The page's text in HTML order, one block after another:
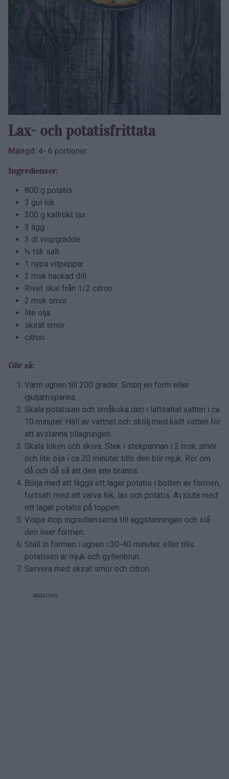
Lax- och potatisfrittata
Mängd: 4- 6 portioner
Ingredienser:
800 g potatis
3 gul lök
300 g kallrökt lax
3 ägg
3 dl vispgrädde
½ tsk salt
1 nypa vitpeppar
2 msk hackad dill
Rivet skal från 1/2 citron
2 msk smör
lite olja
skirat smör
citron
Gör så:
Värm ugnen till 200 grader. Smörj en form eller
gjutjärnspanna.
Skala potatisen och småkoka den i lättsaltat vatten i ca
10 minuter. Häll av vattnet och skölj med kallt vatten för
att avstanna tillagningen.
Skala löken och skiva. Stek i stekpannan i 2 msk smör
och lite olja i ca 20 minuter tills den blir mjuk. Rör om
då och då så att den inte bränns.
Börja med att lägga ett lager potatis i botten av formen,
fortsätt med att varva lök, lax och potatis. Avsluta med
ett lager potatis på toppen.
Vispa ihop ingredienserna till äggstanningen och slå
den över formen.
Ställ in formen i ugnen i 30-40 minuter, eller tills
potatisen är mjuk och gyllenbrun.
Servera med skirat smör och citron.